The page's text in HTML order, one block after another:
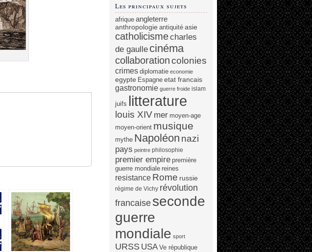
Les principaux sujets
afrique angleterre
anthropologie antiquité asie
catholicismecharles
de gaulle cinéma
collaborationcolonies
crimes diplomatie economie
egypte Espagne etat francais
gastronomie guerre froide islam
juifs litterature
louis XIV mer moyen-age
moyen-orient musique
mythe Napoléon nazi
pays peintre philosophie
premier empire première
guerre mondiale reines
resistance Rome russie
régime de Vichy révolution
francaise seconde
guerre
mondiale sport
URSS USA Ve république